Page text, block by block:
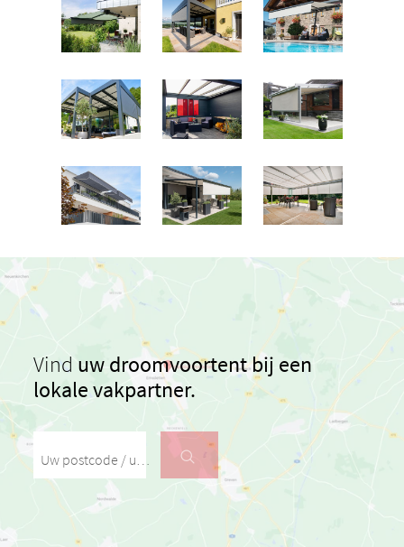
Vind uw droomvoortent bij een
lokale vakpartner.
Uw postcode / uw stad